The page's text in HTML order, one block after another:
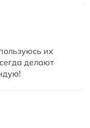
их
делают